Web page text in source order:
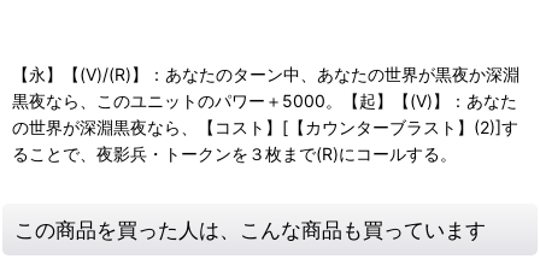
【永】【(V)/(R)】：あなたのターン中、あなたの世界が黒夜か深淵
黒夜なら、このユニットのパワー＋5000。【起】【(V)】：あなた
の世界が深淵黒夜なら、【コスト】[【カウンターブラスト】(2)]す
ることで、夜影兵・トークンを３枚まで(R)にコールする。
この商品を買った人は、こんな商品も買っています